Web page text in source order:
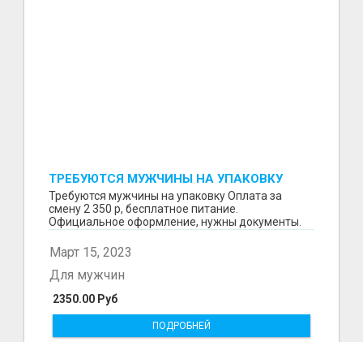
ТРЕБУЮТСЯ МУЖЧИНЫ НА УПАКОВКУ
Требуются мужчины на упаковку Оплата за
смену 2 350 р, бесплатное питание.
Официальное оформление, нужны документы.
Пишите в WhatsApp
Март 15, 2023
2350.00 Руб
Для мужчин
ПОДРОБНЕЙ